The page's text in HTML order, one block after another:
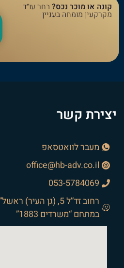
קונה או מוכר נכס?בחר עו״ד
מקרקעין מומחה בעניין
יצירת קשר
מעבר לוואטסאפ
office@hb-adv.co.il
053-5784069
רחוב זד”ל 5, (גן
במתחם “משרדים 1883”